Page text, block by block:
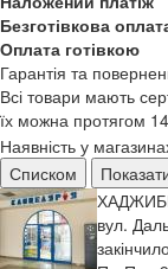
Безготівкова
Оплата готівкою
Гарантія та
Всі товари мають
їх можна протягом
Наявність у
Списком
вул.